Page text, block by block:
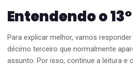
Entendendo o
Para explicar melhor, vamos
décimo terceiro que normalmente
assunto. Por isso, continue a leitura e